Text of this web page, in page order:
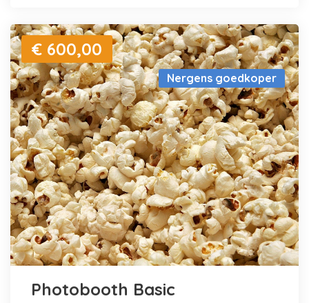
Nergens goedkoper
€ 600,00
Photobooth Basic